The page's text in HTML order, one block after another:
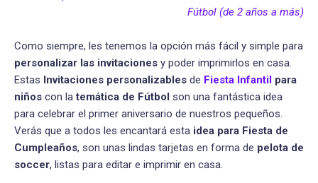
Fútbol (de 2 años a más)
Como siempre, les tenemos la opción más fácil y simple para
personalizar las invitaciones y poder imprimirlos en casa.
Estas Invitaciones personalizables de Fiesta Infantil para
niños con latemática de Fútbol son una fantástica idea
para celebrar el primer aniversario de nuestros pequeños.
Verás que a todos les encantará esta idea para Fiesta de
Cumpleaños, son unas lindas tarjetas en forma de pelota de
soccer, listas para editar e imprimir en casa.